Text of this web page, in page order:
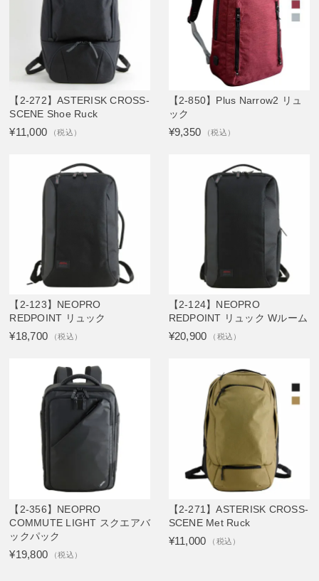
【2-272】ASTERISK CROSS-
SCENE Shoe Ruck
¥11,000 （税込）
【2-850】Plus Narrow2 リュ
ック
¥9,350 （税込）
【2-123】NEOPRO
REDPOINT リュック
¥18,700 （税込）
【2-124】NEOPRO
REDPOINT リュック Wルーム
¥20,900 （税込）
【2-356】NEOPRO
COMMUTE LIGHT スクエアバ
ックパック
¥19,800 （税込）
【2-271】ASTERISK CROSS-
SCENE Met Ruck
¥11,000 （税込）